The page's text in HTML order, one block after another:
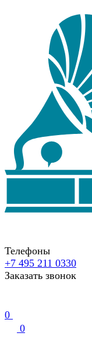
Телефоны
+7 495 211 0330
Заказать звонок
0
0